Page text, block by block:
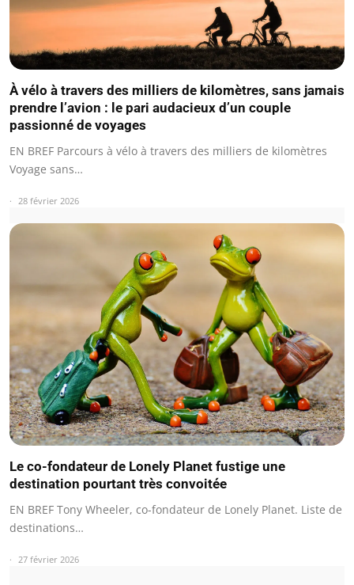
À vélo à travers des milliers de kilomètres, sans jamais
prendre l’avion : le pari audacieux d’un couple
passionné de voyages
EN BREF Parcours à vélo à travers des milliers de kilomètres
Voyage sans…
28 février 2026
Le co-fondateur de Lonely Planet fustige une
destination pourtant très convoitée
EN BREF Tony Wheeler, co-fondateur de Lonely Planet. Liste de
destinations…
27 février 2026